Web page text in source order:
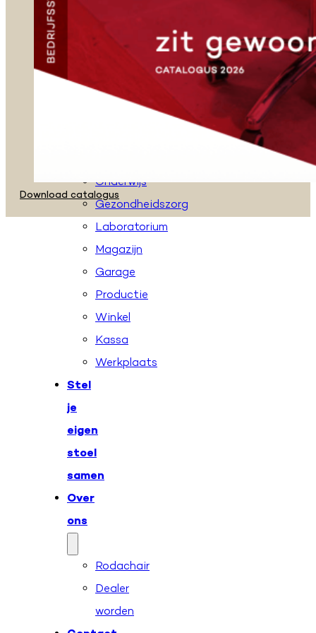
Taboeretten
Loketstoelen
Accessoires
Onderwijs
Gezondheidszorg
Laboratorium
Magazijn
Garage
Productie
Winkel
Kassa
Werkplaats
Stel
je
eigen
stoel
samen
Over
ons
Rodachair
Dealer
worden
Download catalogus